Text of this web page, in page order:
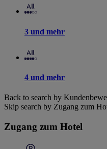
3 und mehr
4 und mehr
Back to search by
Skip search by Zugang zum
Zugang zum Hotel